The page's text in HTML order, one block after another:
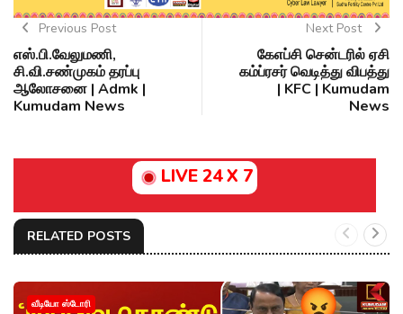
Previous Post
எஸ்.பி.வேலுமணி,
சி.வி.சண்முகம் தரப்பு
ஆலோசனை | Admk |
Kumudam News
Next Post
கேஎப்சி சென்டரில் ஏசி
கம்ப்ரசர் வெடித்து விபத்து
| KFC | Kumudam
News
LIVE 24 X 7
RELATED POSTS
வீடியோ ஸ்டோரி